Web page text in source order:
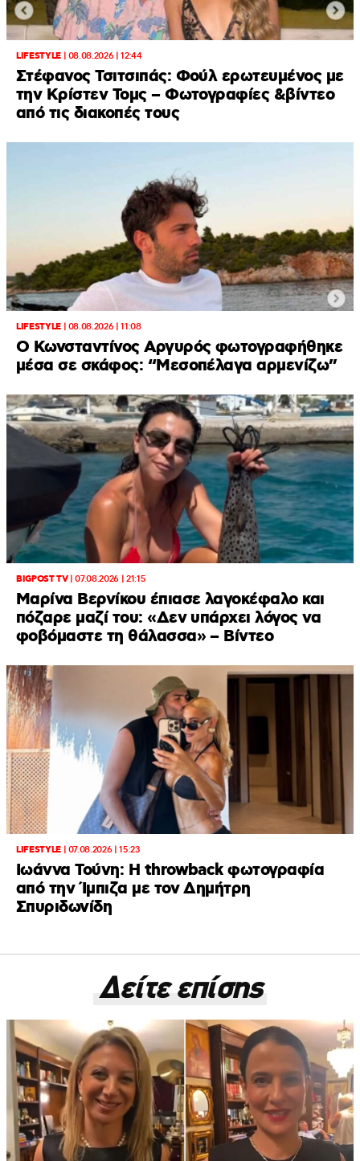
LIFESTYLE| 08.08.2026 | 12:44
Στέφανος Τσιτσιπάς: Φούλ ερωτευμένος με
την Κρίστεν Τομς – Φωτογραφίες &βίντεο
από τις διακοπές τους
LIFESTYLE| 08.08.2026 | 11:08
Ο Κωνσταντίνος Αργυρός φωτογραφήθηκε
μέσα σε σκάφος: “Μεσοπέλαγα αρμενίζω”
BIGPOST TV|07.08.2026 | 21:15
Μαρίνα Βερνίκου έπιασε λαγοκέφαλο και
πόζαρε μαζί του: «Δεν υπάρχει λόγος να
φοβόμαστε τη θάλασσα» – Βίντεο
LIFESTYLE| 07.08.2026 | 15:23
Ιωάννα Τούνη: Η throwback φωτογραφία
από την Ίμπιζα με τον Δημήτρη
Σπυριδωνίδη
Δείτε επίσης